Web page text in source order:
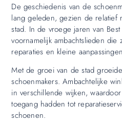
De geschiedenis van de
lang geleden, gezien de relatief
stad. In de vroege jaren van
voornamelijk ambachtslieden
reparaties en kleine
Met de groei van de stad
schoenmakers. Ambachtelijke
in verschillende wijken,
toegang hadden tot
schoenen.